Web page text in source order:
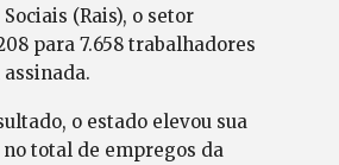
(Rais), o setor
para 7.658 trabalhadores
o estado elevou sua
total de empregos da